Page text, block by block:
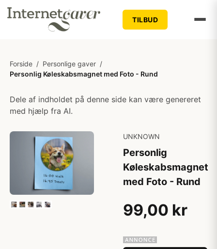
TILBUD
Forside / Personlige gaver /
Personlig Køleskabsmagnet med Foto - Rund
Dele af indholdet på denne side kan være genereret
med hjælp fra AI.
UNKNOWN
Personlig
Køleskabsmagnet
med Foto - Rund
99,00 kr